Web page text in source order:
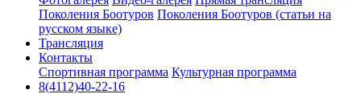
Поколения Боотуров Поколения Боотуров (статьи на
русском языке)
Трансляция
Контакты
Спортивная программа Культурная программа
8(4112)40-22-16